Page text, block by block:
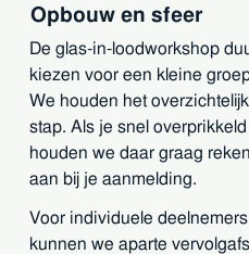
Opbouw en sfeer
De glas-in-loodworkshop
kiezen voor een kleine
We houden het
stap. Als je snel
houden we daar graag
aan bij je aanmelding.
Voor individuele
kunnen we aparte